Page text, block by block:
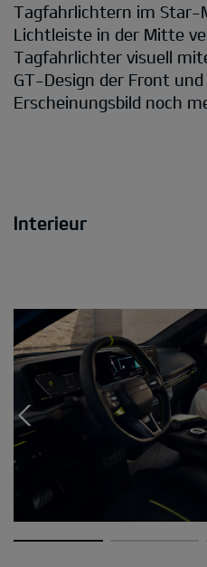
Tagfahrlichtern im Star-
Lichtleiste in der Mitte
Tagfahrlichter visuell
GT-Design der Front
Erscheinungsbild noch
Interieur